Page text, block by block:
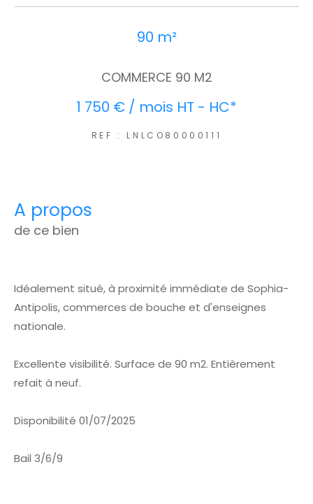
90 m²
COMMERCE 90 M2
1 750 € / mois HT - HC*
REF : LNLCO80000111
a propos
de ce bien
Idéalement situé, à proximité immédiate de Sophia-
Antipolis, commerces de bouche et d'enseignes
nationale.
Excellente visibilité. Surface de 90 m2. Entièrement
refait à neuf.
Disponibilité 01/07/2025
Bail 3/6/9